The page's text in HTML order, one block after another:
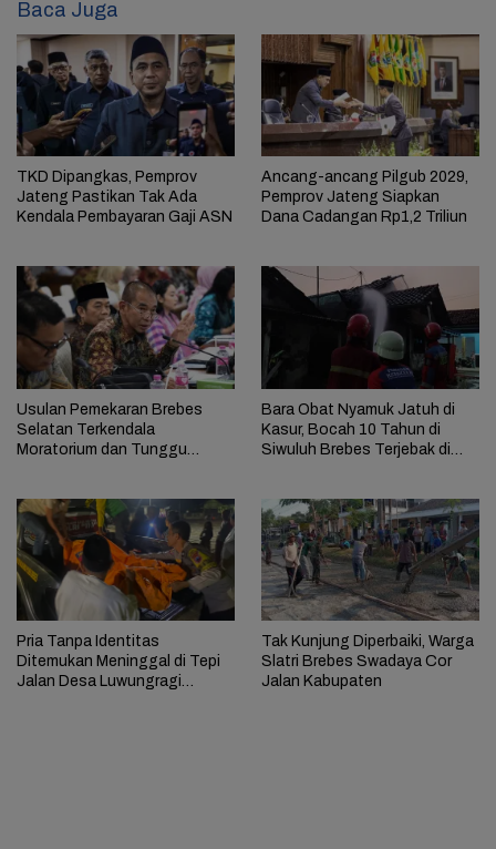
Baca Juga
TKD Dipangkas, Pemprov
Jateng Pastikan Tak Ada
Kendala Pembayaran Gaji ASN
Ancang-ancang Pilgub 2029,
Pemprov Jateng Siapkan
Dana Cadangan Rp1,2 Triliun
Usulan Pemekaran Brebes
Selatan Terkendala
Moratorium dan Tunggu
Bara Obat Nyamuk Jatuh di
Kasur, Bocah 10 Tahun di
Siwuluh Brebes Terjebak di
Pria Tanpa Identitas
Ditemukan Meninggal di Tepi
Jalan Desa Luwungragi
Tak Kunjung Diperbaiki, Warga
Slatri Brebes Swadaya Cor
Jalan Kabupaten